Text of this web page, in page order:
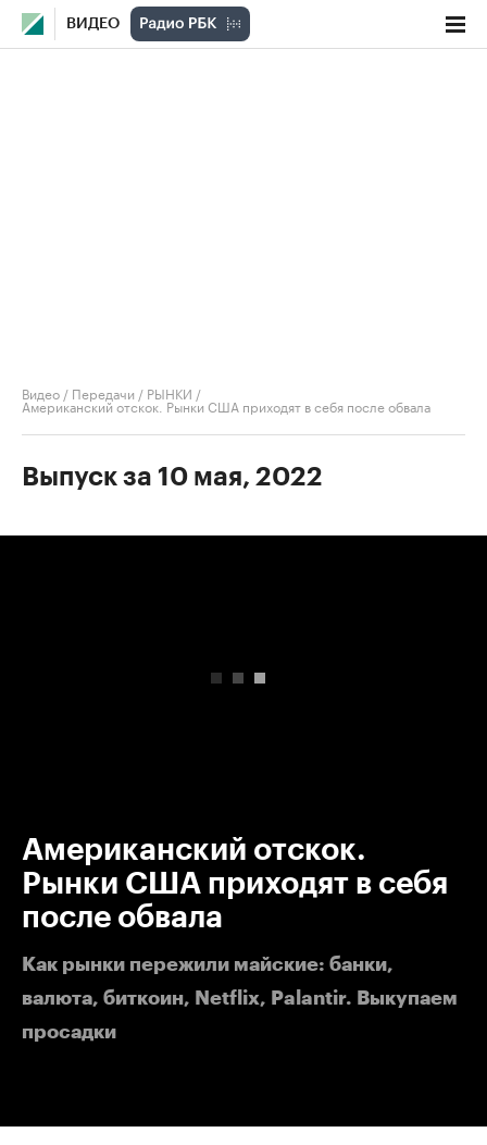
ВИДЕО
Видео / Передачи / РЫНКИ /
Американский отскок. Рынки США приходят в себя после обвала
Выпуск за 10 мая, 2022
Американский отскок.
Рынки США приходят в себя
после обвала
Как рынки пережили майские: банки,
валюта, биткоин, Netflix, Palantir. Выкупаем
просадки